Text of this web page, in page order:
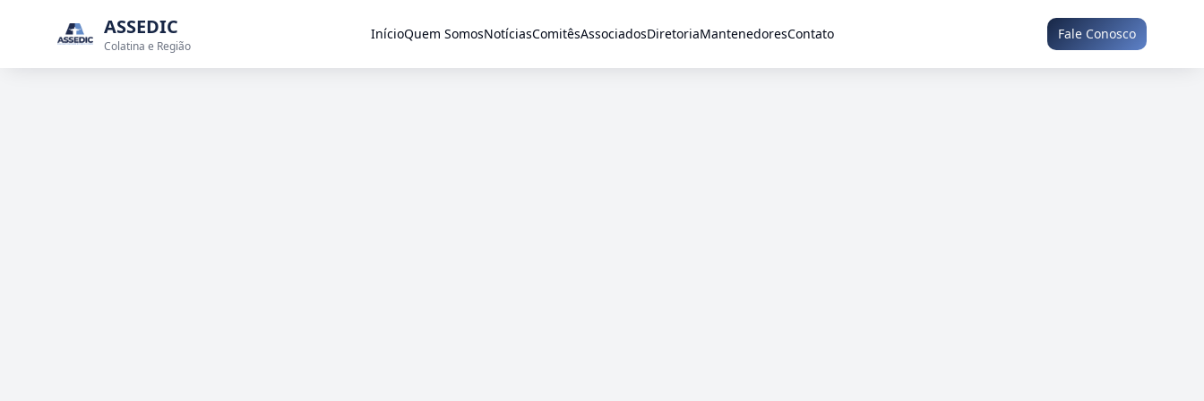
ASSEDIC
Colatina e Região
InícioQuem SomosNotíciasComitêsAssociadosDiretoriaMantenedoresContato Fale Conosco